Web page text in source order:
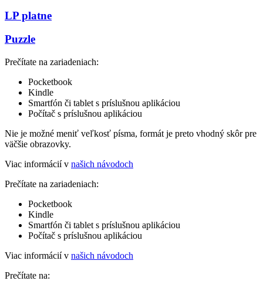
LP platne
Puzzle
Prečítate na zariadeniach:
Pocketbook
Kindle
Smartfón či tablet s príslušnou aplikáciou
Počítač s príslušnou aplikáciou
Nie je možné meniť veľkosť písma, formát je preto vhodný skôr pre
väčšie obrazovky.
Viac informácií v našich návodoch
Prečítate na zariadeniach:
Pocketbook
Kindle
Smartfón či tablet s príslušnou aplikáciou
Počítač s príslušnou aplikáciou
Viac informácií v našich návodoch
Prečítate na: